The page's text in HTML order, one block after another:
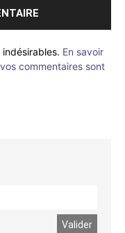
En savoir
commentaires sont